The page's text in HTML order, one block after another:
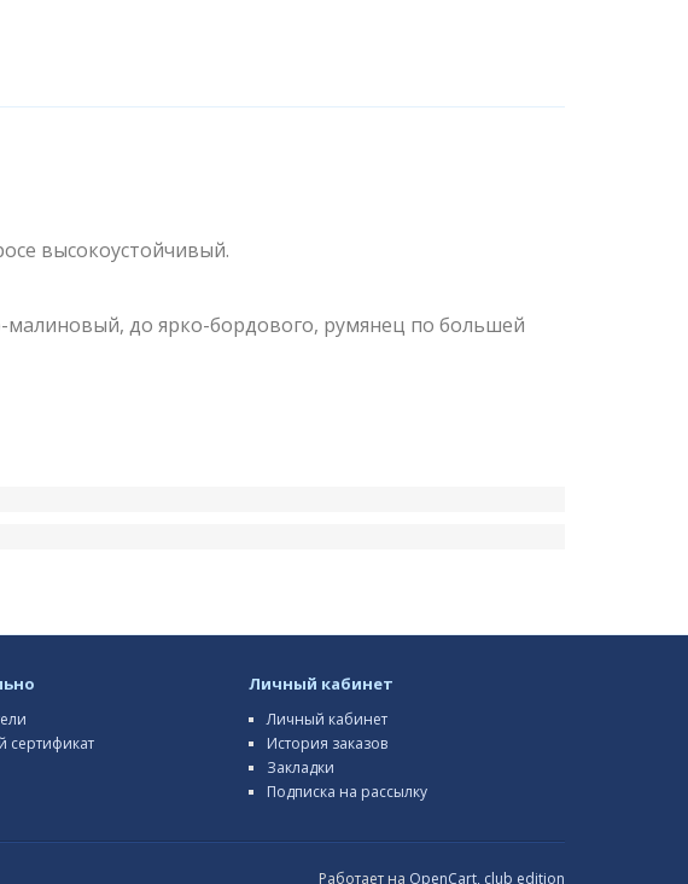
высокоустойчивый.
до ярко-бордового, румянец по большей
сертификат
Личный кабинет
Личный кабинет
История заказов
Закладки
Подписка на рассылку
Работает на OpenCart, club edition